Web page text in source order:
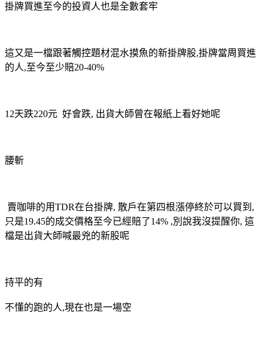
掛牌買進至今的投資人也是全數套牢
這又是一檔跟著觸控題材混水摸魚的新掛牌股,掛牌當周買進
的人,至今至少賠20-40%
12天跌220元 好會跌, 出貨大師曾在報紙上看好她呢
腰斬
賣咖啡的用TDR在台掛牌, 散戶在第四根漲停終於可以買到,
只是19.45的成交價格至今已經賠了14% ,別說我沒提醒你, 這
檔是出貨大師喊最兇的新股呢
持平的有
不懂的跑的人,現在也是一場空